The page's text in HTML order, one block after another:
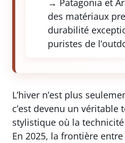
→ Patagonia et
des matériaux
durabilité
puristes de
L’hiver n’est plus
c’est devenu un véritable
stylistique où la technicité
En 2025, la frontière